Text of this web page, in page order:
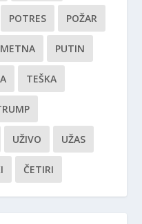
POTRES POŽAR
PUTIN
TEŠKA
UŽIVO UŽAS
ČETIRI